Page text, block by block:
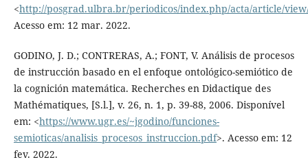
<http://posgrad.ulbra.br/periodicos/index.php/acta/article/
Acesso em: 12 mar. 2022.
GODINO, J. D.; CONTRERAS, A.; FONT, V. Análisis de procesos
de instrucción basado en el enfoque ontológico-semiótico de
la cognición matemática. Recherches en Didactique des
Mathématiques, [S.l.], v. 26, n. 1, p. 39-88, 2006. Disponível
em: <https://www.ugr.es/~jgodino/funciones-
semioticas/analisis_procesos_instruccion.pdf>. Acesso em: 12
fev. 2022.